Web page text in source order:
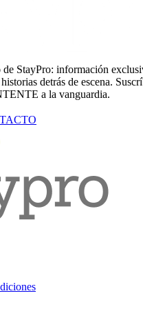
StayPro: información
detrás de escena.
a la vanguardia.